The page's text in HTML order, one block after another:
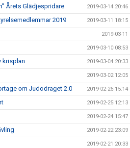
Årets Glädjespridare 2019-03-14 20:46
2019 2019-03-11 18:15
2019-03-11
2019-03-10 08:53
krisplan 2019-03-04 20:33
2019-03-02 12:05
om Judodraget 2.0 2019-02-26 15:14
2019-02-25 12:13
2019-02-24 15:47
2019-02-22 23:09
2019-02-21 20:33